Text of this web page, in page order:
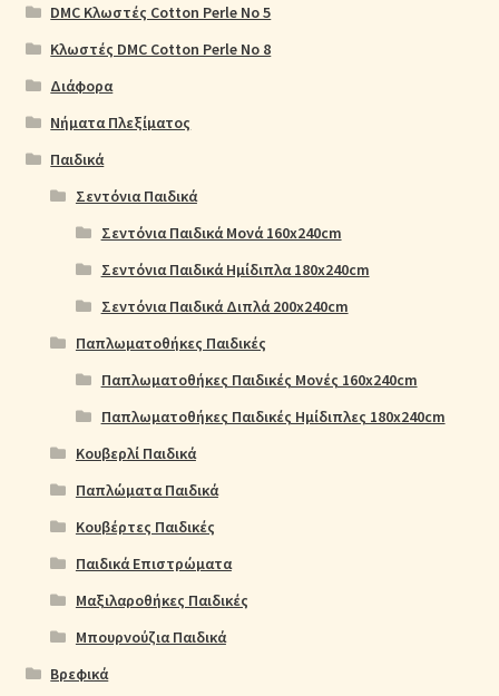
DMC Κλωστές Cotton Perle No 5
Κλωστές DMC Cotton Perle No 8
Διάφορα
Νήματα Πλεξίματος
Παιδικά
Σεντόνια Παιδικά
Σεντόνια Παιδικά Μονά 160x240cm
Σεντόνια Παιδικά Ημίδιπλα 180x240cm
Σεντόνια Παιδικά Διπλά 200x240cm
Παπλωματοθήκες Παιδικές
Παπλωματοθήκες Παιδικές Μονές 160x240cm
Παπλωματοθήκες Παιδικές Ημίδιπλες 180x240cm
Κουβερλί Παιδικά
Παπλώματα Παιδικά
Κουβέρτες Παιδικές
Παιδικά Επιστρώματα
Μαξιλαροθήκες Παιδικές
Μπουρνούζια Παιδικά
Βρεφικά